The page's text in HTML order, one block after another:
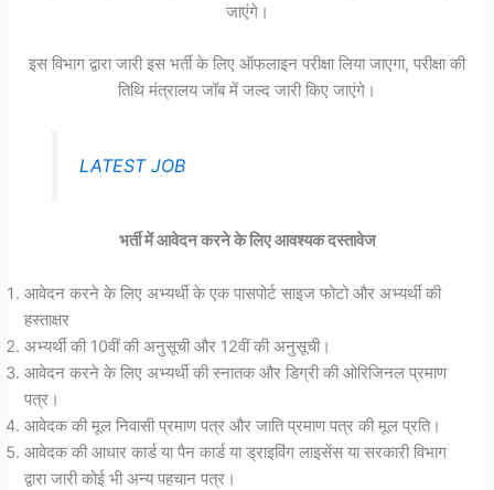
जाएंगे।
इस विभाग द्वारा जारी इस भर्ती के लिए ऑफलाइन परीक्षा लिया जाएगा, परीक्षा की
तिथि मंत्रालय जॉब में जल्द जारी किए जाएंगे।
LATEST JOB
भर्ती में आवेदन करने के लिए आवश्यक दस्तावेज
आवेदन करने के लिए अभ्यर्थी के एक पासपोर्ट साइज फोटो और अभ्यर्थी की
हस्ताक्षर
अभ्यर्थी की 10वीं की अनुसूची और 12वीं की अनुसूची।
आवेदन करने के लिए अभ्यर्थी की स्नातक और डिग्री की ओरिजिनल प्रमाण
पत्र।
आवेदक की मूल निवासी प्रमाण पत्र और जाति प्रमाण पत्र की मूल प्रति।
आवेदक की आधार कार्ड या पैन कार्ड या ड्राइविंग लाइसेंस या सरकारी विभाग
द्वारा जारी कोई भी अन्य पहचान पत्र।